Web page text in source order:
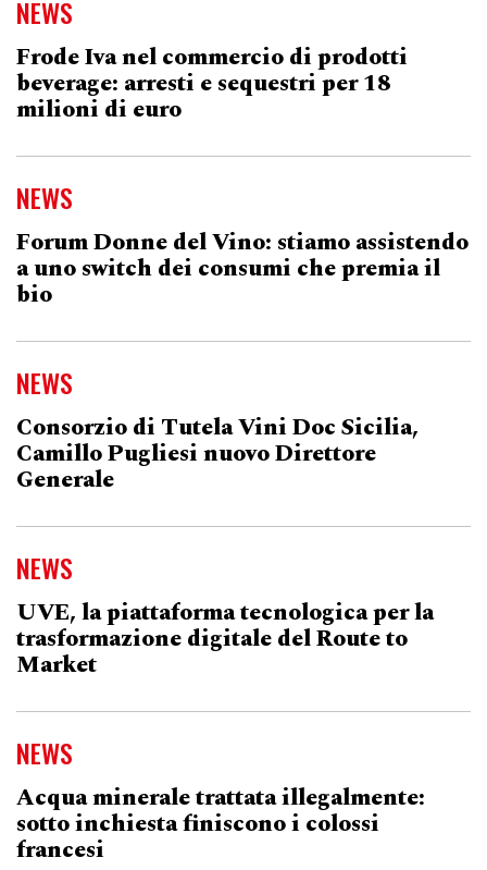
NEWS
Frode Iva nel commercio di prodotti
beverage: arresti e sequestri per 18
milioni di euro
NEWS
Forum Donne del Vino: stiamo assistendo
a uno switch dei consumi che premia il
bio
NEWS
Consorzio di Tutela Vini Doc Sicilia,
Camillo Pugliesi nuovo Direttore
Generale
NEWS
UVE, la piattaforma tecnologica per la
trasformazione digitale del Route to
Market
NEWS
Acqua minerale trattata illegalmente:
sotto inchiesta finiscono i colossi
francesi